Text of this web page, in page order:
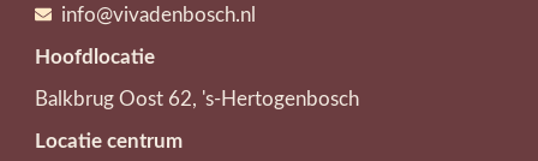
info@vivadenbosch.nl
Hoofdlocatie
Balkbrug Oost 62, 's-Hertogenbosch
Locatie centrum